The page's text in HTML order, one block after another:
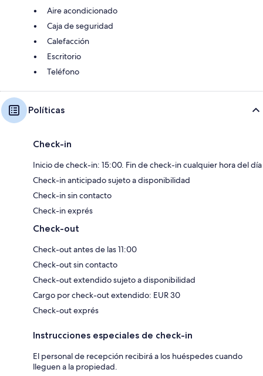
Aire acondicionado
Caja de seguridad
Calefacción
Escritorio
Teléfono
Políticas
Check-in
Inicio de check-in: 15:00. Fin de check-in cualquier hora del día
Check-in anticipado sujeto a disponibilidad
Check-in sin contacto
Check-in exprés
Check-out
Check-out antes de las 11:00
Check-out sin contacto
Check-out extendido sujeto a disponibilidad
Cargo por check-out extendido: EUR 30
Check-out exprés
Instrucciones especiales de check-in
El personal de recepción recibirá a los huéspedes cuando
lleguen a la propiedad.